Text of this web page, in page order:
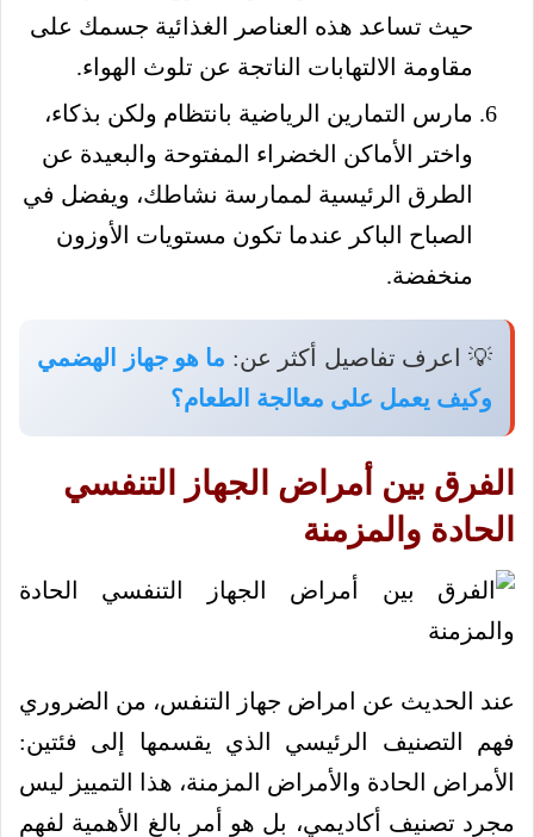
حيث تساعد هذه العناصر الغذائية جسمك على
مقاومة الالتهابات الناتجة عن تلوث الهواء.
مارس التمارين الرياضية بانتظام ولكن بذكاء،
واختر الأماكن الخضراء المفتوحة والبعيدة عن
الطرق الرئيسية لممارسة نشاطك، ويفضل في
الصباح الباكر عندما تكون مستويات الأوزون
منخفضة.
💡 اعرف تفاصيل أكثر عن: ما هو جهاز الهضمي
وكيف يعمل على معالجة الطعام؟
الفرق بين أمراض الجهاز التنفسي
الحادة والمزمنة
عند الحديث عن امراض جهاز التنفس، من الضروري
فهم التصنيف الرئيسي الذي يقسمها إلى فئتين:
الأمراض الحادة والأمراض المزمنة، هذا التمييز ليس
مجرد تصنيف أكاديمي، بل هو أمر بالغ الأهمية لفهم